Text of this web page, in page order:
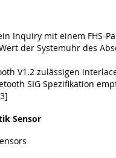
Inquiry mit einem FHS-
der Systemuhr des
V1.2 zulässigen
SIG Spezifikation
Sensor